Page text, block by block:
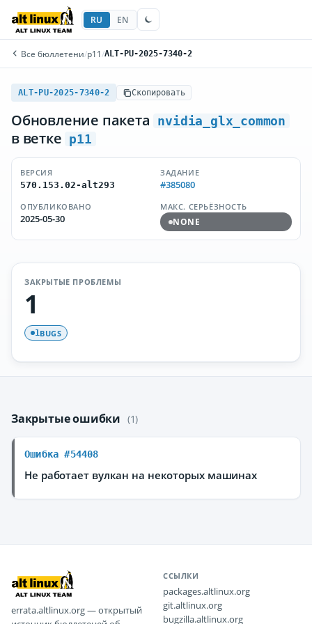
RU EN
Все бюллетени/p11 /ALT-PU-2025-7340-2
ALT-PU-2025-7340-2 Скопировать
Обновление пакета nvidia_glx_common
в ветке p11
ВЕРСИЯ
570.153.02-alt293
ЗАДАНИЕ
#385080
ОПУБЛИКОВАНО
2025-05-30
МАКС. СЕРЬЁЗНОСТЬ
NONE
ЗАКРЫТЫЕ ПРОБЛЕМЫ
1
1BUGS
Закрытые ошибки (1)
Ошибка #54408
Не работает вулкан на некоторых машинах
errata.altlinux.org — открытый
ССЫЛКИ
packages.altlinux.org
git.altlinux.org
bugzilla.altlinux.org